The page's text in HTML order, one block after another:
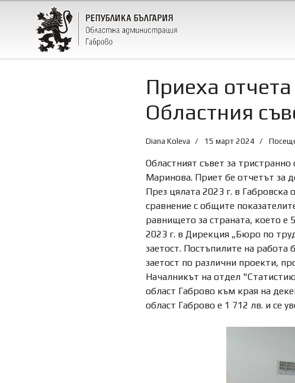
Приеха
Областния
Diana Koleva 15 март 2024
Областният съвет за
Маринова. Приет бе отчетът за
През цялата 2023 г. в
сравнение с общите
равнището за страната, което
2023 г. в Дирекция „Бюро по
заетост. Постъпилите на работа
заетост по различни проекти,
Началникът на отдел
област Габрово към края на
област Габрово e 1 712 лв. и се